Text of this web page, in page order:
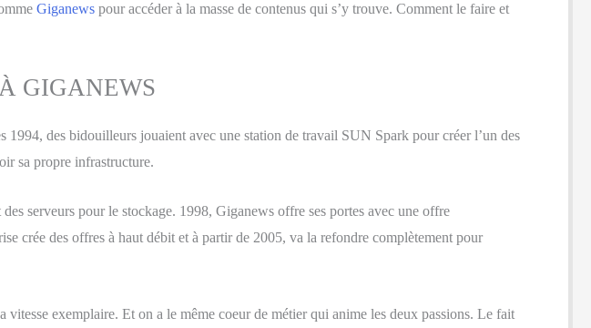
Giganews pour accéder à la masse de contenus qui s’y trouve. Comment le faire et
GIGANEWS
1994, des bidouilleurs jouaient avec une station de travail SUN Spark pour créer l’un des
sa propre infrastructure.
serveurs pour le stockage. 1998, Giganews offre ses portes avec une offre
crée des offres à haut débit et à partir de 2005, va la refondre complètement pour
exemplaire. Et on a le même coeur de métier qui anime les deux passions. Le fait